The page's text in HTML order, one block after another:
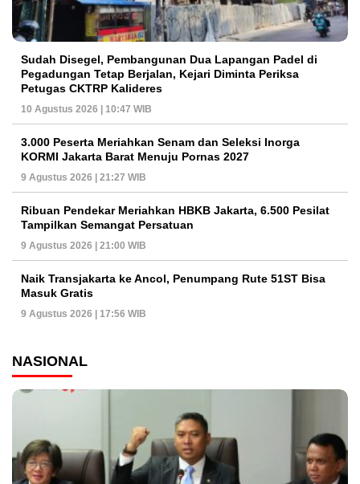
Sudah Disegel, Pembangunan Dua Lapangan Padel di
Pegadungan Tetap Berjalan, Kejari Diminta Periksa
Petugas CKTRP Kalideres
10 Agustus 2026 | 10:47 WIB
3.000 Peserta Meriahkan Senam dan Seleksi Inorga
KORMI Jakarta Barat Menuju Pornas 2027
9 Agustus 2026 | 21:27 WIB
Ribuan Pendekar Meriahkan HBKB Jakarta, 6.500 Pesilat
Tampilkan Semangat Persatuan
9 Agustus 2026 | 21:00 WIB
Naik Transjakarta ke Ancol, Penumpang Rute 51ST Bisa
Masuk Gratis
9 Agustus 2026 | 17:56 WIB
NASIONAL